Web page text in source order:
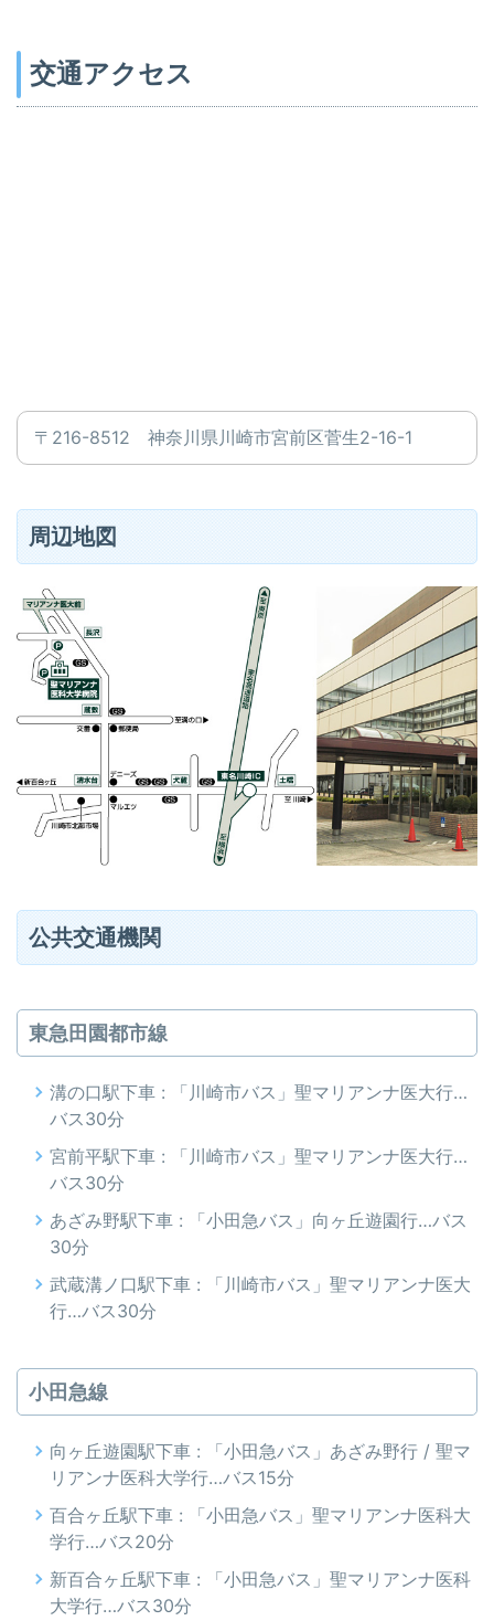
交通アクセス
〒216-8512 神奈川県川崎市宮前区菅生2-16-1
周辺地図
公共交通機関
東急田園都市線
溝の口駅下車 : 「川崎市バス」聖マリアンナ医大行…
バス30分
宮前平駅下車 : 「川崎市バス」聖マリアンナ医大行…
バス30分
あざみ野駅下車 : 「小田急バス」向ヶ丘遊園行…バス
30分
武蔵溝ノ口駅下車 : 「川崎市バス」聖マリアンナ医大
行…バス30分
小田急線
向ヶ丘遊園駅下車 : 「小田急バス」あざみ野行 / 聖マ
リアンナ医科大学行…バス15分
百合ヶ丘駅下車 : 「小田急バス」聖マリアンナ医科大
学行…バス20分
新百合ヶ丘駅下車 : 「小田急バス」聖マリアンナ医科
大学行…バス30分